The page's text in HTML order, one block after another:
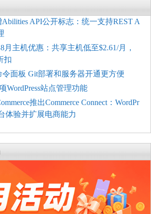
Abilities API公开标志：统一支持REST A
月主机优惠：共享主机低至$2.61/月，
扣
令面板 Git部署和服务器开通更方便
WordPress站点管理功能
推出Commerce Connect：WordPr
体验并扩展电商能力